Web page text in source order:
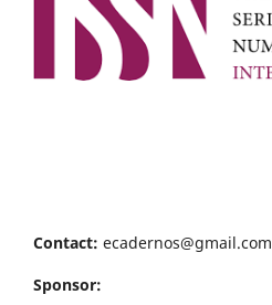
Contact: ecadernos@gmail.com
Sponsor: